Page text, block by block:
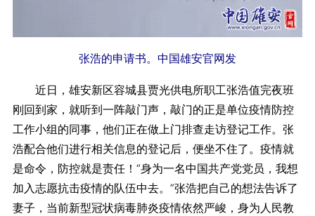
张浩的申请书。中国雄安官网发
近日，雄安新区容城县贾光供电所职工张浩值完夜班
刚回到家，就听到一阵敲门声，敲门的正是单位疫情防控
工作小组的同事，他们正在做上门排查走访登记工作。张
浩配合他们进行相关信息的登记后，便坐不住了。疫情就
是命令，防控就是责任！“身为一名中国共产党党员，我想
加入志愿抗击疫情的队伍中去。”张浩把自己的想法告诉了
妻子，当前新型冠状病毒肺炎疫情依然严峻，身为人民教